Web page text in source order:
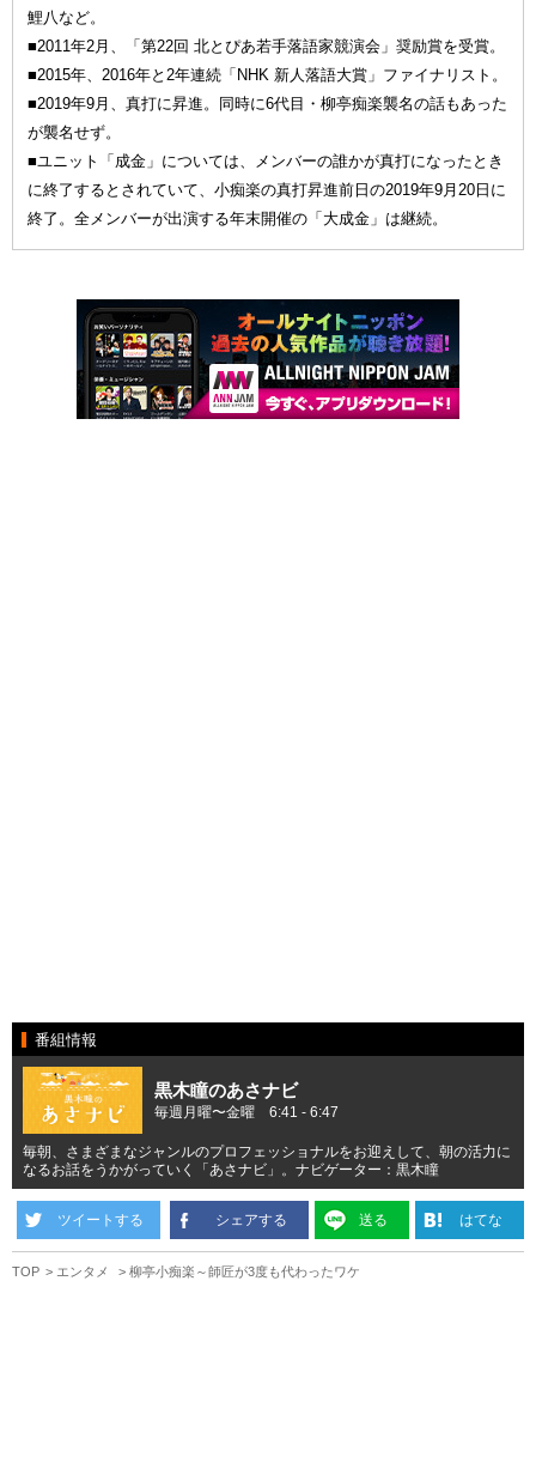
鯉八など。
■2011年2月、「第22回 北とぴあ若手落語家競演会」奨励賞を受賞。
■2015年、2016年と2年連続「NHK 新人落語大賞」ファイナリスト。
■2019年9月、真打に昇進。同時に6代目・柳亭痴楽襲名の話もあった
が襲名せず。
■ユニット「成金」については、メンバーの誰かが真打になったとき
に終了するとされていて、小痴楽の真打昇進前日の2019年9月20日に
終了。全メンバーが出演する年末開催の「大成金」は継続。
番組情報
黒木瞳のあさナビ
毎週月曜〜金曜 6:41 - 6:47
毎朝、さまざまなジャンルのプロフェッショナルをお迎えして、朝の活力に
なるお話をうかがっていく「あさナビ」。ナビゲーター：黒木瞳
ツイートする シェアする 送る はてな
TOP エンタメ 柳亭小痴楽～師匠が3度も代わったワケ